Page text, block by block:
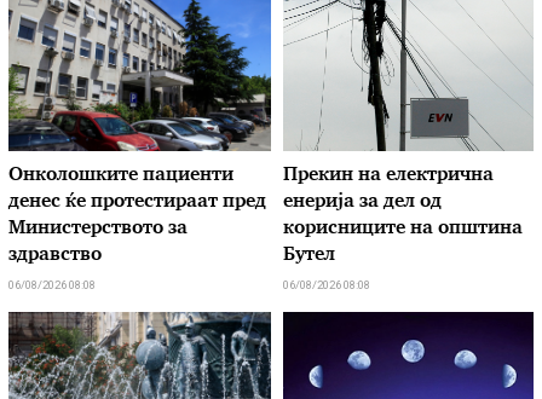
Онколошките пациенти
денес ќе протестираат пред
Министерството за
здравство
06/08/2026 08:08
Прекин на електрична
енерија за дел од
корисниците на општина
Бутел
06/08/2026 08:08